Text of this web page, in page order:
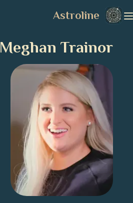
Astroline
Meghan Trainor